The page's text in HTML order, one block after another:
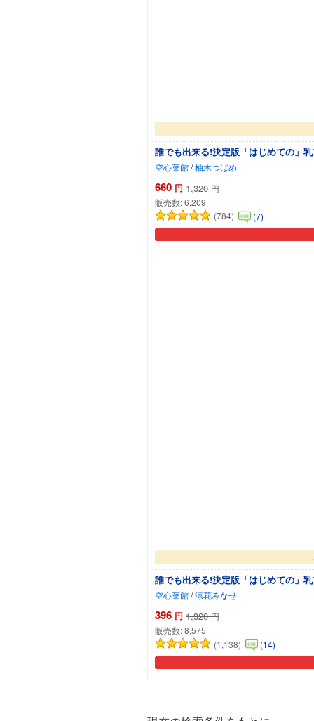
誰でも出来る!決定版「はじめての」
空心菜館/柚木つばめ
660 円 1,320 円
販売数:6,209
(784)
(7)
誰でも出来る!決定版「はじめての」
空心菜館/涼花みなせ
396 円 1,320 円
販売数:8,575
(1,138)
(14)